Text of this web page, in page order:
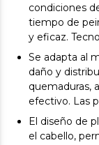
condiciones
tiempo de
y eficaz.
Se adapta al
daño y
quemaduras,
efectivo. Las
El diseño de
el cabello,